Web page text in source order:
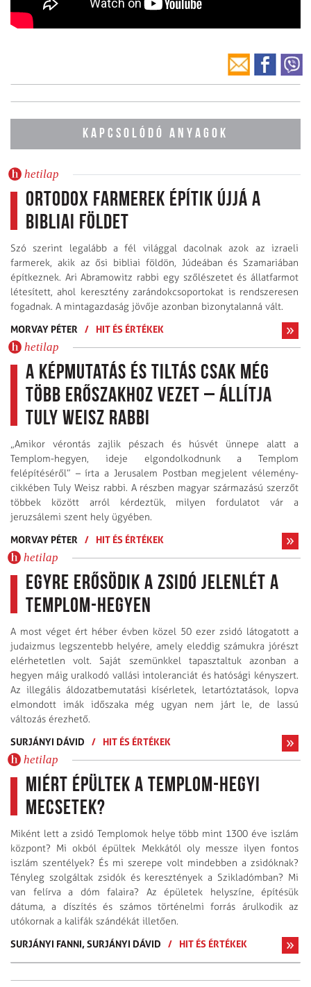
KAPCSOLÓDÓ ANYAGOK
hetilap
Ortodox farmerek építik újjá a
bibliai földet
Szó szerint legalább a fél világgal dacolnak azok az izraeli
farmerek, akik az ősi bibliai földön, Júdeában és Szamariában
építkeznek. Ari Abramowitz rabbi egy szőlészetet és állatfarmot
létesített, ahol keresztény zarándokcsoportokat is rendszeresen
fogadnak. A mintagazdaság jövője azonban bizonytalanná vált.
MORVAY PÉTER
/ HIT ÉS ÉRTÉKEK
hetilap
A képmutatás és tiltás csak még
több erőszakhoz vezet – állítja
Tuly Weisz rabbi
„Amikor vérontás zajlik pészach és húsvét ünnepe alatt a
Templom-hegyen, ideje elgondolkodnunk a Templom
felépítéséről” – írta a Jerusalem Postban megjelent vélemény­
cikkében Tuly Weisz rabbi. A részben magyar származású szerzőt
többek között arról kérdeztük, milyen fordulatot vár a
jeruzsálemi szent hely ügyében.
MORVAY PÉTER
/ HIT ÉS ÉRTÉKEK
hetilap
Egyre erősödik a zsidó jelenlét a
Templom-hegyen
A most véget ért héber évben közel 50 ezer zsidó látogatott a
judaizmus legszentebb helyére, amely eleddig számukra jórészt
elérhetetlen volt. Saját szemünkkel tapasztaltuk azonban a
hegyen máig uralkodó vallási intoleranciát és hatósági kényszert.
Az illegális áldozat­bemutatási kísérletek, letartóztatások, lopva
elmondott imák időszaka még ugyan nem járt le, de lassú
változás érezhető.
SURJÁNYI DÁVID
/ HIT ÉS ÉRTÉKEK
hetilap
Miért épültek a templom-hegyi
mecsetek?
Miként lett a zsidó Templomok helye több mint 1300 éve iszlám
központ? Mi okból épültek Mekkától oly messze ilyen fontos
iszlám szentélyek? És mi szerepe volt mindebben a zsidóknak?
Tényleg szolgáltak zsidók és keresztények a Szikladómban? Mi
van felírva a dóm falaira? Az épületek helyszíne, építésük
dátuma, a díszítés és számos történelmi forrás árulkodik az
utókornak a kalifák szándékát illetően.
SURJÁNYI FANNI,SURJÁNYI DÁVID / HIT ÉS ÉRTÉKEK